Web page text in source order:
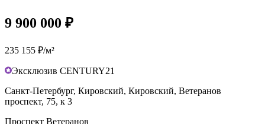
9 900 000 ₽
235 155 ₽/м²
Эксклюзив CENTURY21
Санкт-Петербург, Кировский, Кировский, Ветеранов
проспект, 75, к 3
Проспект Ветеранов